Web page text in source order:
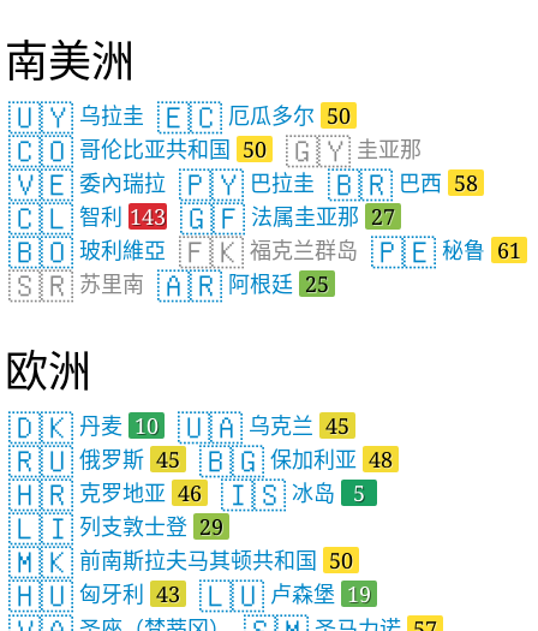
南美洲
🇺🇾 乌拉圭 🇪🇨 厄瓜多尔 50
🇨🇴 哥伦比亚共和国 50 🇬🇾 圭亚那
🇻🇪 委內瑞拉 🇵🇾 巴拉圭 🇧🇷 巴西 58
🇨🇱 智利 143 🇬🇫 法属圭亚那 27
🇧🇴 玻利維亞 🇫🇰 福克兰群岛 🇵🇪 秘鲁 61
🇸🇷 苏里南 🇦🇷 阿根廷 25
欧洲
🇩🇰 丹麦 10 🇺🇦 乌克兰 45
🇷🇺 俄罗斯 45 🇧🇬 保加利亚 48
🇭🇷 克罗地亚 46 🇮🇸 冰岛 5
🇱🇮 列支敦士登 29
🇲🇰 前南斯拉夫马其顿共和国 50
🇭🇺 匈牙利 43 🇱🇺 卢森堡 19